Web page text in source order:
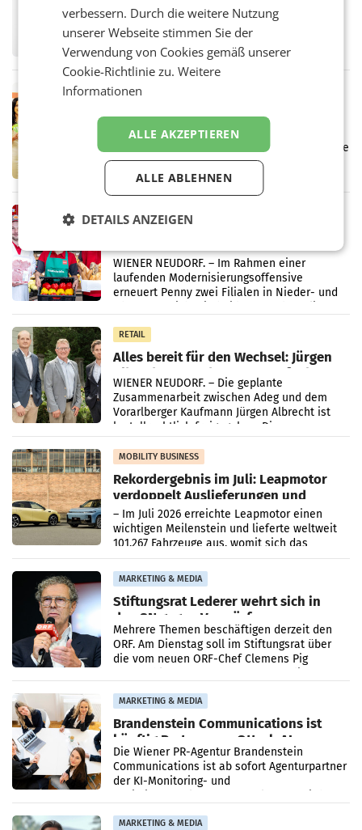
überraschend viel Gewinn
UNTERFÖHRING/MAILAND/AMSTERDAM. Der
Fernsehkonzern ProSiebenSat.1 hat im
Frühjahr dank Kostensenkungen operativ
wieder Gewinn gemacht und die
Markterwartung deutlich übertroffen.
RETAIL
Eine Bühne für Zirkularität: ARA und
Müller informieren am POS über
Über den gesamten August hinweg rücken die
Altstoff Recycling Austria AG (ARA) und der
Handelskonzern Müller die Initiative
„Kreislauf-Helden“ in allen österreichischen
Ober- und Niederösterreich
WIENER NEUDORF. – Im Rahmen einer
laufenden Modernisierungsoffensive
erneuert Penny zwei Filialen in Nieder- und
RETAIL
Alles bereit für den Wechsel: Jürgen
Albrecht setzt ab 1.1.2027 auf Adeg
WIENER NEUDORF. – Die geplante
Zusammenarbeit zwischen Adeg und dem
Vorarlberger Kaufmann Jürgen Albrecht ist
kartellrechtlich freigegeben: Die
Bundeswettbewerbsbehörde und der
Bundeskartellanwalt
MOBILITY BUSINESS
Rekordergebnis im Juli: Leapmotor
verdoppelt Auslieferungen und
überschreitet die 100.000er-Marke
– Im Juli 2026 erreichte Leapmotor einen
wichtigen Meilenstein und lieferte weltweit
101.267 Fahrzeuge aus, womit sich das
Ergebnis gegenüber Juli 2025 mehr als
verdoppelte (+102
MARKETING & MEDIA
Stiftungsrat Lederer wehrt sich in
den SN gegen Vorwürfe
Mehrere Themen beschäftigen derzeit den
ORF. Am Dienstag soll im Stiftungsrat über
die vom neuen ORF-Chef Clemens Pig
MARKETING & MEDIA
Brandenstein Communications ist
künftig Partner von OtterlyAI
Die Wiener PR-Agentur Brandenstein
Communications ist ab sofort Agenturpartner
der KI-Monitoring- und
MARKETING & MEDIA
verbessern. Durch die weitere Nutzung
unserer Webseite stimmen Sie der
Verwendung von Cookies gemäß unserer
Cookie-Richtlinie zu.Weitere
Informationen
ALLE AKZEPTIEREN
ALLE ABLEHNEN
DETAILS ANZEIGEN